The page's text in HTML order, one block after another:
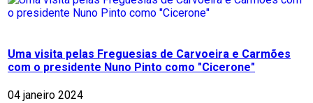
Uma visita pelas Freguesias de Carvoeira e Carmões
com o presidente Nuno Pinto como "Cicerone"
04 janeiro 2024